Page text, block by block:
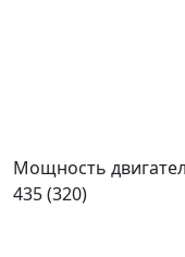
Мощность
435 (320)